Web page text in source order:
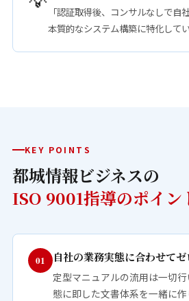
「認証取得後、コンサルなしで自
本質的なシステム構築に特化してい
KEY POINTS
都城情報ビジネスの
ISO 9001指導のポイン
01 自社の業務実態に合わせて
定型マニュアルの流用は一切
態に即した文書体系を一緒に作